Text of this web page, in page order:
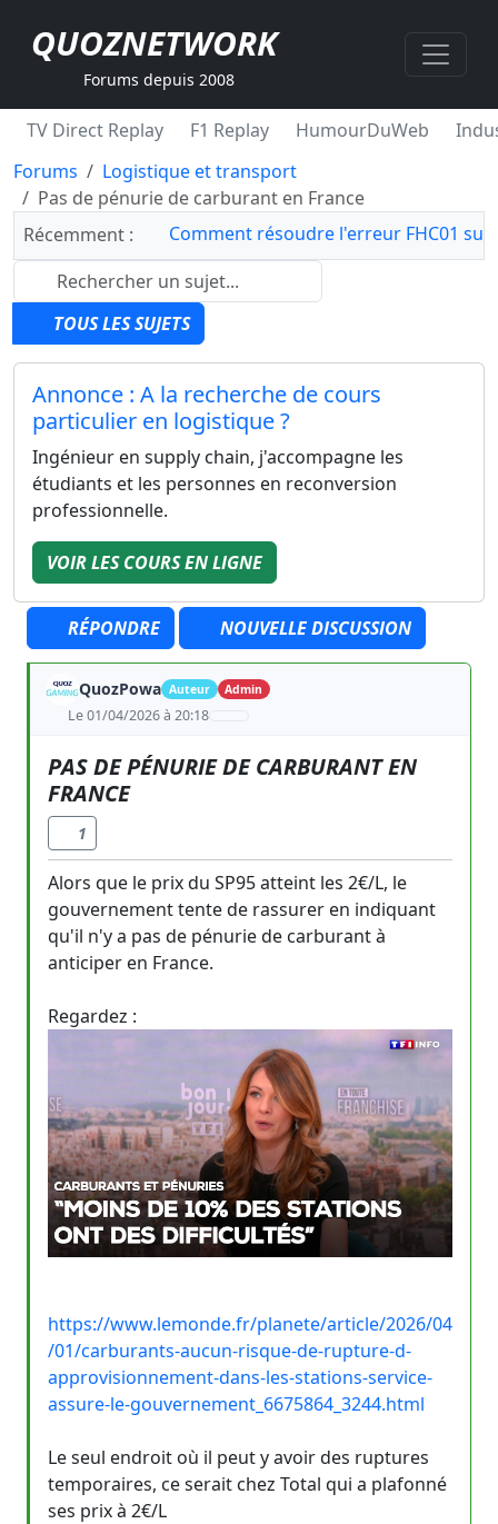
QUOZNETWORK
Forums depuis 2008
TV Direct Replay F1 Replay HumourDuWeb
Forums
Logistique et transport
Pas de pénurie de carburant en France
Récemment :
Comment résoudre l'erreur FHC01 sur
TOUS LES SUJETS
Annonce : A la recherche de cours
particulier en logistique ?
Ingénieur en supply chain, j'accompagne les
étudiants et les personnes en reconversion
professionnelle.
VOIR LES COURS EN LIGNE
RÉPONDRE NOUVELLE DISCUSSION
QuozPowa Auteur Admin
Le 01/04/2026 à 20:18
PAS DE PÉNURIE DE CARBURANT EN
FRANCE
1
Alors que le prix du SP95 atteint les 2€/L, le
gouvernement tente de rassurer en indiquant
qu'il n'y a pas de pénurie de carburant à
anticiper en France.
Regardez :
https://www.lemonde.fr/planete/article/2026/04
/01/carburants-aucun-risque-de-rupture-d-
approvisionnement-dans-les-stations-service-
assure-le-gouvernement_6675864_3244.html
Le seul endroit où il peut y avoir des ruptures
temporaires, ce serait chez Total qui a plafonné
ses prix à 2€/L